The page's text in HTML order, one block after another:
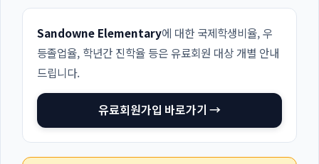
Sandowne Elementary에 대한 국제학생비율, 우
등졸업율, 학년간 진학율 등은 유료회원 대상 개별 안내
드립니다.
유료회원가입 바로가기 →